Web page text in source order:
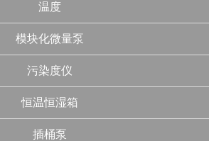
温度
模块化微量泵
污染度仪
恒温恒湿箱
插桶泵